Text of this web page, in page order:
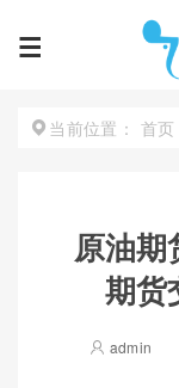
当前位置： 首页
原油
期货
admin